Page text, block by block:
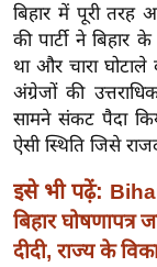
यं
ग
इं
डि
या
हि
त्य
ज
बिहार में पूरी तरह
की पार्टी ने
था और चारा
अंग्रेजों की
सामने संकट पैदा
ऐसी स्थिति जिसे
इसे भी पढ़ें:
बिहार
दीदी, राज्य के